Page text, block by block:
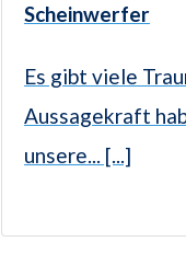
Scheinwerfer
Es gibt viele
Aussagekraft
unsere... [...]